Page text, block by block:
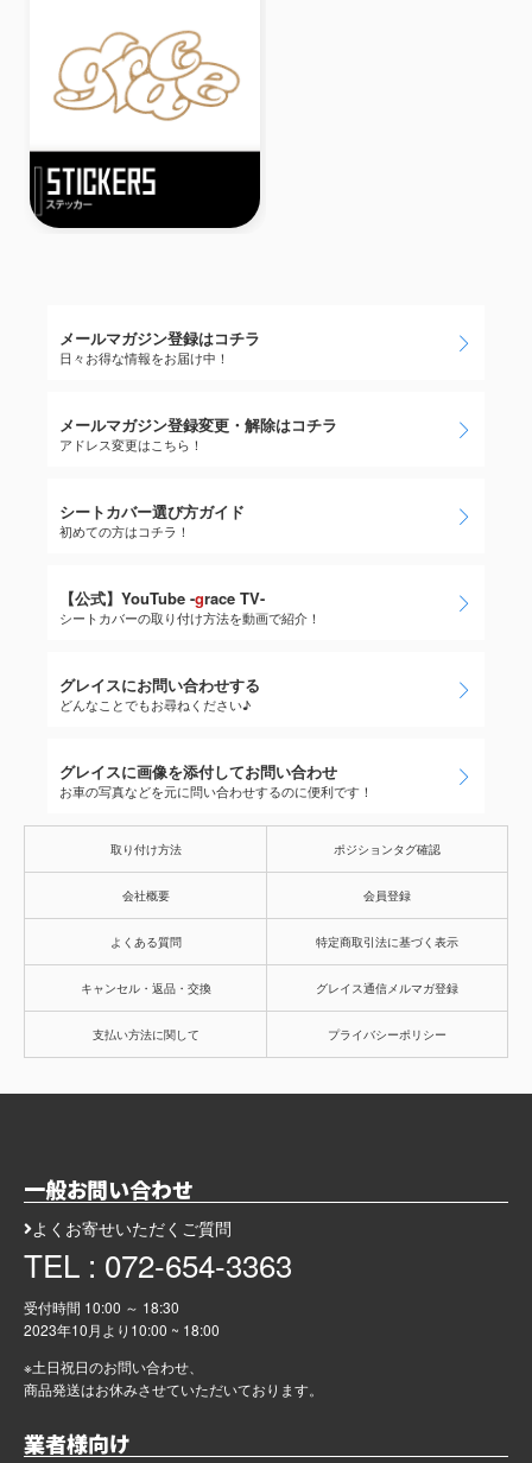
メールマガジン登録はコチラ
日々お得な情報をお届け中！
メールマガジン登録変更・解除はコチラ
アドレス変更はこちら！
シートカバー選び方ガイド
初めての方はコチラ！
【公式】YouTube -grace TV-
シートカバーの取り付け方法を動画で紹介！
グレイスにお問い合わせする
どんなことでもお尋ねください♪
グレイスに画像を添付してお問い合わせ
お車の写真などを元に問い合わせするのに便利です！
取り付け方法 ポジションタグ確認
会社概要 会員登録
よくある質問 特定商取引法に基づく表示
キャンセル・返品・交換 グレイス通信メルマガ登録
支払い方法に関して プライバシーポリシー
一般お問い合わせ
よくお寄せいただくご質問
TEL : 072-654-3363
受付時間 10:00 ～ 18:30
2023年10月より 10:00 ~ 18:00
※土日祝日のお問い合わせ、
商品発送はお休みさせていただいております。
業者様向け